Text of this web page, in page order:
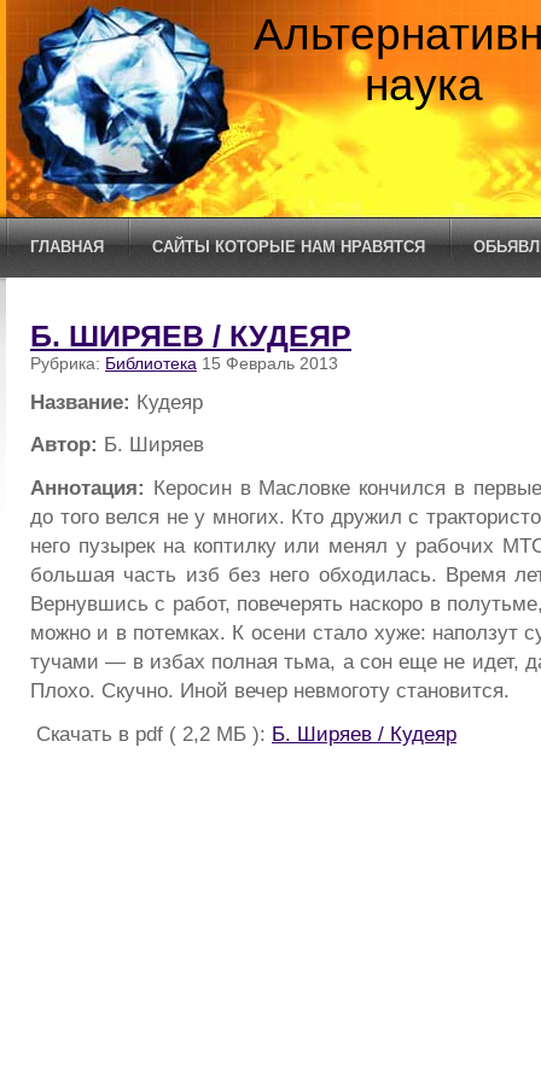
наука
ГЛАВНАЯ САЙТЫ КОТОРЫЕ НАМ НРАВЯТСЯ
Б. ШИРЯЕВ / КУДЕЯР
Рубрика: Библиотека 15 Февраль 2013
Название: Кудеяр
Автор: Б. Ширяев
Аннотация: Керосин в Масловке кончился в
до того велся не у многих. Кто дружил с
него пузырек на коптилку или менял у рабочих
большая часть изб без него обходилась. Время
Вернувшись с работ, повечерять наскоро в
можно и в потемках. К осени стало хуже: наползут
тучами — в избах полная тьма, а сон еще не идет,
Плохо. Скучно. Иной вечер невмоготу становится.
Скачать в pdf ( 2,2 МБ ): Б. Ширяев / Кудеяр